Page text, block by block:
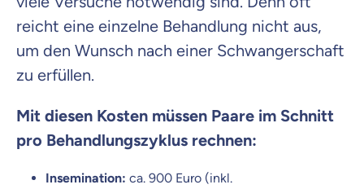
reicht eine einzelne Behandlung nicht aus,
um den Wunsch nach einer Schwangerschaft
zu erfüllen.
Mit diesen Kosten müssen Paare im Schnitt
pro Behandlungszyklus rechnen:
Insemination: ca. 900 Euro (inkl.